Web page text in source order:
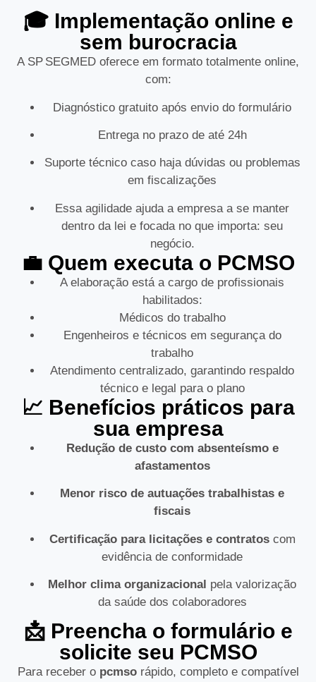
🎓 Implementação online e
sem burocracia
A SP SEGMED oferece em formato totalmente online,
com:
Diagnóstico gratuito após envio do formulário
Entrega no prazo de até 24h
Suporte técnico caso haja dúvidas ou problemas
em fiscalizações
Essa agilidade ajuda a empresa a se manter
dentro da lei e focada no que importa: seu
negócio.
💼 Quem executa o PCMSO
A elaboração está a cargo de profissionais
habilitados:
Médicos do trabalho
Engenheiros e técnicos em segurança do
trabalho
Atendimento centralizado, garantindo respaldo
técnico e legal para o plano
📈 Benefícios práticos para
sua empresa
Redução de custo com absenteísmo e
afastamentos
Menor risco de autuações trabalhistas e
fiscais
Certificação para licitações e contratoscom
evidência de conformidade
Melhor clima organizacional pela valorização
da saúde dos colaboradores
📩 Preencha o formulário e
solicite seu PCMSO
Para receber o pcmsorápido, completo e compatível